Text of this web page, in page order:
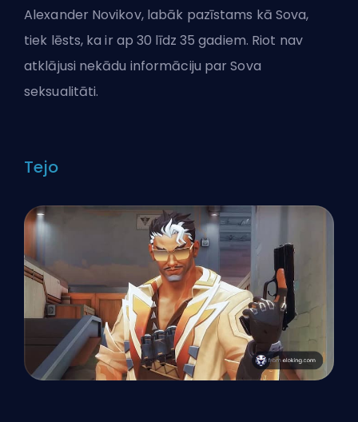
Alexander Novikov, labāk pazīstams kā Sova,
tiek lēsts, ka ir ap 30 līdz 35 gadiem. Riot nav
atklājusi nekādu informāciju par Sova
seksualitāti.
Tejo